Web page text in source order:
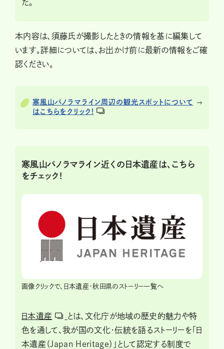
だ。
本内容は、須藤氏が撮影したときの情報を基に編集して
います。詳細については、お出かけ前に最新の情報をご確
認ください。
寒風山パノラマライン周辺の観光スポットについて
はこちらをクリック!
寒風山パノラマライン近くの日本遺産は、こちら
をチェック!
画像クリックで、日本遺産・秋田県のストーリー一覧へ
日本遺産
とは、文化庁が地域の歴史的魅力や特
色を通して、我が国の文化・伝統を語るストーリーを「日
本遺産（Japan Heritage）」として認定する制度で